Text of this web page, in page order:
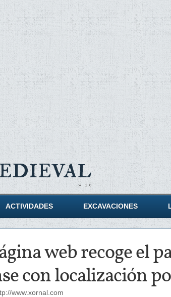
ACTIVIDADES EXCAVACIONES
web recoge el
con localización
www.xornal.com